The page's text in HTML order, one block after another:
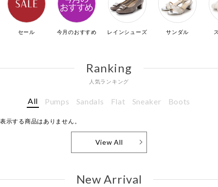
セール 今月のおすすめ レインシューズ サンダル
Ranking
人気ランキング
All Pumps Sandals Flat Sneaker Boots
表示する商品はありません。
View All
New Arrival